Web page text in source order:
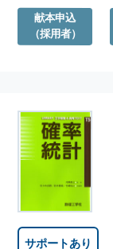
献本申込
（採用者）
サポートあり